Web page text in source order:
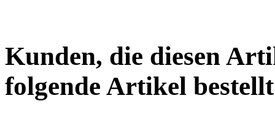
Kunden, die diesen
folgende Artikel